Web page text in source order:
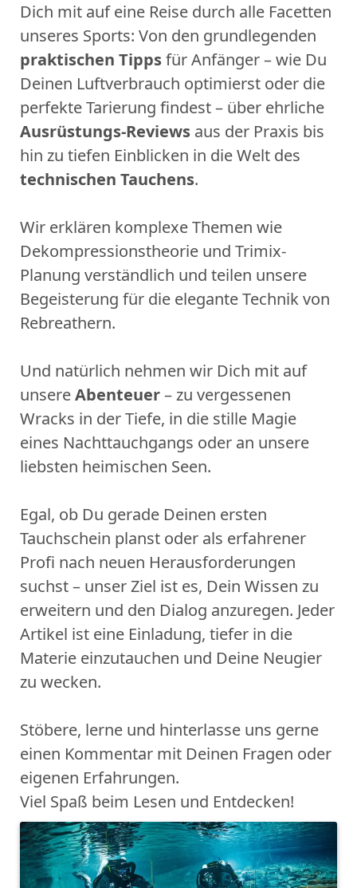
Dich mit auf eine Reise durch alle Facetten
unseres Sports: Von den grundlegenden
praktischen Tippsfür Anfänger – wie Du
Deinen Luftverbrauch optimierst oder die
perfekte Tarierung findest – über ehrliche
Ausrüstungs-Reviews aus der Praxis bis
hin zu tiefen Einblicken in die Welt des
technischen Tauchens.
Wir erklären komplexe Themen wie
Dekompressionstheorie und Trimix-
Planung verständlich und teilen unsere
Begeisterung für die elegante Technik von
Rebreathern.
Und natürlich nehmen wir Dich mit auf
unsereAbenteuer– zu vergessenen
Wracks in der Tiefe, in die stille Magie
eines Nachttauchgangs oder an unsere
liebsten heimischen Seen.
Egal, ob Du gerade Deinen ersten
Tauchschein planst oder als erfahrener
Profi nach neuen Herausforderungen
suchst – unser Ziel ist es, Dein Wissen zu
erweitern und den Dialog anzuregen. Jeder
Artikel ist eine Einladung, tiefer in die
Materie einzutauchen und Deine Neugier
zu wecken.
Stöbere, lerne und hinterlasse uns gerne
einen Kommentar mit Deinen Fragen oder
eigenen Erfahrungen.
Viel Spaß beim Lesen und Entdecken!